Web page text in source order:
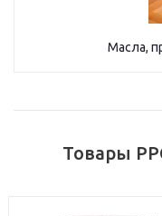
Масла,
Товары